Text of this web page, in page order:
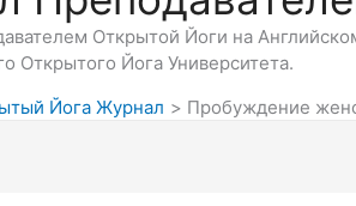
Открытой Йоги на
Открытого Йога Университета.
Йога Журнал Пробуждение